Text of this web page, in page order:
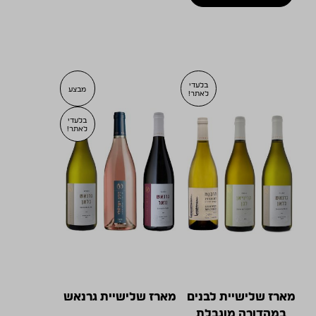
בלעדי
לאתר!
מארז שלישיית לבנים
מבצע
בלעדי
לאתר!
מארז שלישיית גרנאש